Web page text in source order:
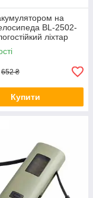
на
BL-2502-
ліхтар
JX-21
652 ₴
Купити